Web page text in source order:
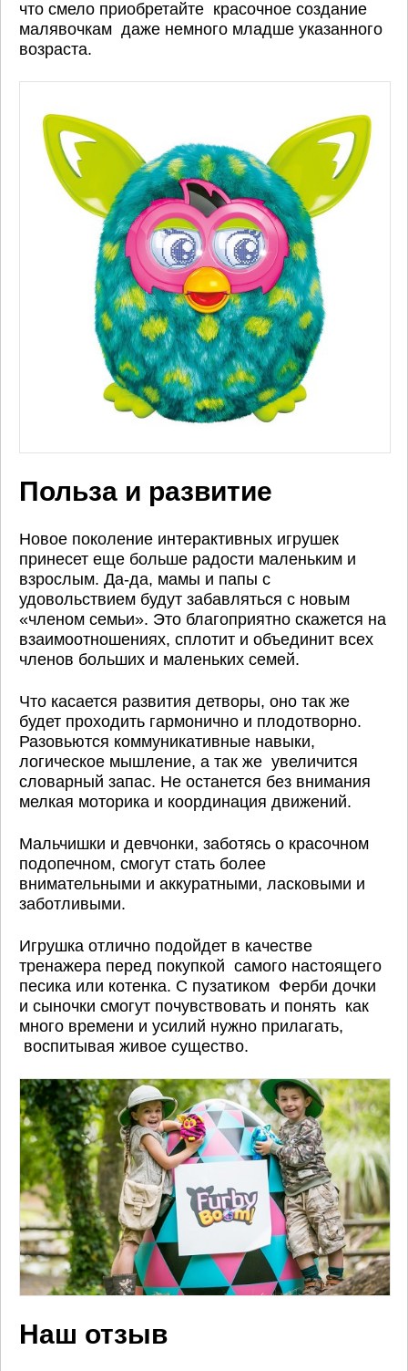
что смело приобретайте красочное создание
малявочкам даже немного младше указанного
возраста.
Польза и развитие
Новое поколение интерактивных игрушек
принесет еще больше радости маленьким и
взрослым. Да-да, мамы и папы с
удовольствием будут забавляться с новым
«членом семьи». Это благоприятно скажется на
взаимоотношениях, сплотит и объединит всех
членов больших и маленьких семей.
Что касается развития детворы, оно так же
будет проходить гармонично и плодотворно.
Разовьются коммуникативные навыки,
логическое мышление, а так же увеличится
словарный запас. Не останется без внимания
мелкая моторика и координация движений.
Мальчишки и девчонки, заботясь о красочном
подопечном, смогут стать более
внимательными и аккуратными, ласковыми и
заботливыми.
Игрушка отлично подойдет в качестве
тренажера перед покупкой самого настоящего
песика или котенка. С пузатиком Ферби дочки
и сыночки смогут почувствовать и понять как
много времени и усилий нужно прилагать,
воспитывая живое существо.
Наш отзыв